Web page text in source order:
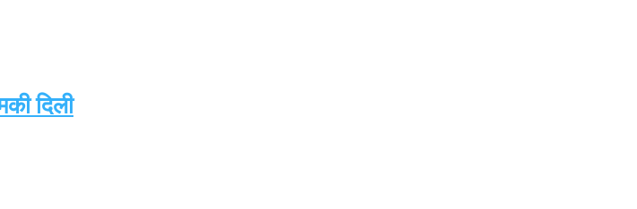
दिली